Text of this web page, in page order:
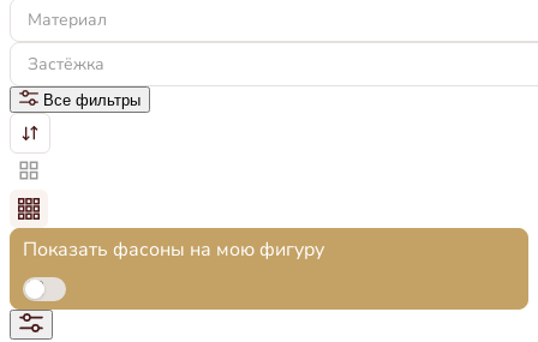
Материал
Застёжка
Все фильтры
Показать фасоны на мою фигуру